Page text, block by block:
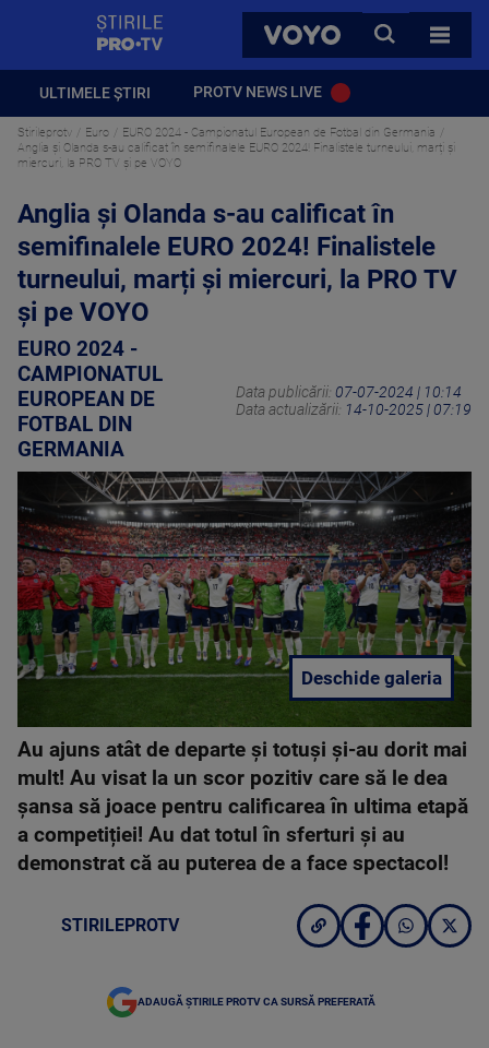
VOYO
CAUTA
TOATE
ULTIMELE ȘTIRI PROTV NEWS LIVE
Stirileprotv Euro
EURO 2024 - Campionatul European de Fotbal din Germania
Anglia și Olanda s-au calificat în semifinalele EURO 2024! Finalistele turneului, marți și
miercuri, la PRO TV și pe VOYO
Anglia și Olanda s-au calificat în
semifinalele EURO 2024! Finalistele
turneului, marți și miercuri, la PRO TV
și pe VOYO
EURO 2024 -
CAMPIONATUL
EUROPEAN DE
FOTBAL DIN
GERMANIA
Data publicării: 07-07-2024 | 10:14
Data actualizării: 14-10-2025 | 07:19
Deschide galeria
Au ajuns atât de departe și totuși și-au dorit mai
mult! Au visat la un scor pozitiv care să le dea
șansa să joace pentru calificarea în ultima etapă
a competiției! Au dat totul în sferturi și au
demonstrat că au puterea de a face spectacol!
STIRILEPROTV
ADAUGĂ ȘTIRILE PROTV CA SURSĂ PREFERATĂ